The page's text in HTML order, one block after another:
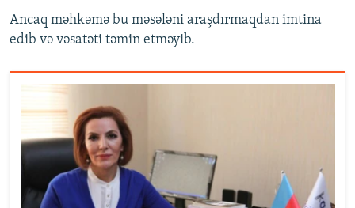
Ancaq məhkəmə bu məsələni araşdırmaqdan imtina
edib və vəsatəti təmin etməyib.